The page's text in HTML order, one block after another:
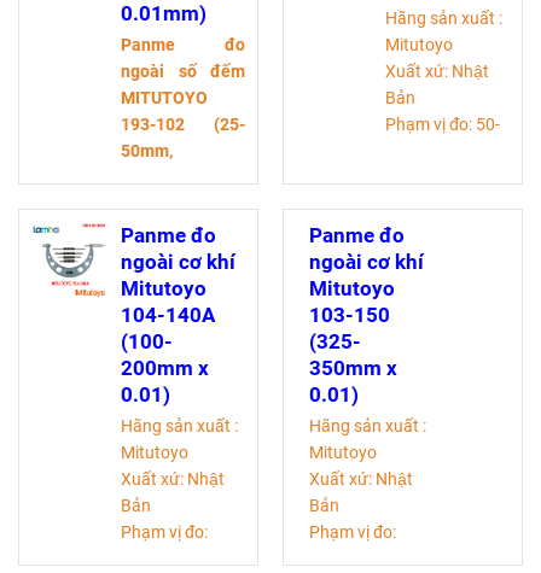
0.01mm)
Panme đo
ngoài số đếm
MITUTOYO
193-102 (25-
50mm,
thiết bị đo cơ khí
chính xác được
sử dụng để đo
độ dài, đường
kính bên ngoài
của các các chi
tiết, độ dày vật
liệu trong các
ngành kỹ thuật.
Hãng sản xuất :
Mitutoyo
Xuất xứ: Nhật
Bản
Phạm vị đo: 50-
Độ chính
xác: ±15 micromet
Panme đo
ngoài cơ khí
Mitutoyo
104-140A
(100-
200mm x
0.01)
Hãng sản xuất :
Mitutoyo
Xuất xứ: Nhật
Bản
Phạm vị đo:
Panme đo
ngoài cơ khí
Mitutoyo
103-150
(325-
350mm x
0.01)
Hãng sản xuất :
Mitutoyo
Xuất xứ: Nhật
Bản
Phạm vị đo: